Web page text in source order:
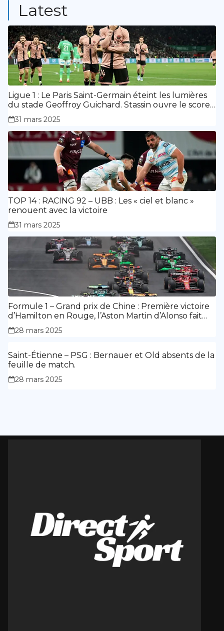
Latest
Ligue 1 : Le Paris Saint-Germain éteint les lumières
du stade Geoffroy Guichard. Stassin ouvre le score,
doublé de Doué.
31 mars 2025
TOP 14 : RACING 92 – UBB : Les « ciel et blanc »
renouent avec la victoire
31 mars 2025
Formule 1 – Grand prix de Chine : Première victoire
d’Hamilton en Rouge, l’Aston Martin d’Alonso fait
des siennes.
28 mars 2025
Saint-Étienne – PSG : Bernauer et Old absents de la
feuille de match.
28 mars 2025